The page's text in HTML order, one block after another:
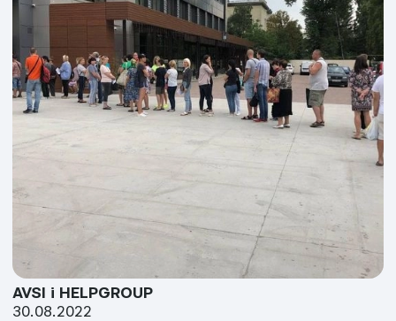
AVSI і HELPGROUP
30.08.2022